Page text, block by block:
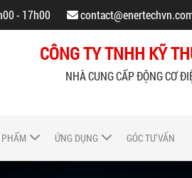
- 17h00
CÔNG TY TNHH KỸ
NHÀ CUNG CẤP ĐỘNG CƠ
ỨNG DỤNG GÓC TƯ VẤN